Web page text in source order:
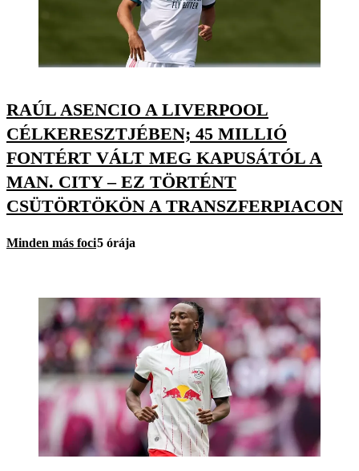
RAÚL ASENCIO A LIVERPOOL
CÉLKERESZTJÉBEN; 45 MILLIÓ
FONTÉRT VÁLT MEG KAPUSÁTÓL A
MAN. CITY – EZ TÖRTÉNT
CSÜTÖRTÖKÖN A TRANSZFERPIACON
Minden más foci5 órája